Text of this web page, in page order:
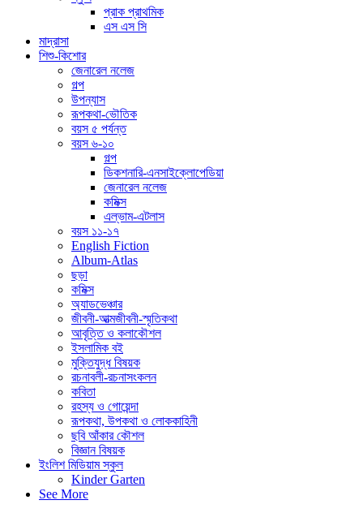
প্রাক প্রাথমিক
এস এস সি
মাদ্রাসা
শিশু-কিশোর
জেনারেল নলেজ
গল্প
উপন্যাস
রূপকথা-ভৌতিক
বয়স ৫ পর্যন্ত
বয়স ৬-১০
গল্প
ডিকশনারি-এনসাইক্লোপেডিয়া
জেনারেল নলেজ
কমিক্স
এল্ভাম-এটলাস
বয়স ১১-১৭
English Fiction
Album-Atlas
ছড়া
কমিক্স
অ্যাডভেঞ্চার
জীবনী-আত্মজীবনী-স্মৃতিকথা
আবৃত্তি ও কলাকৌশল
ইসলামিক বই
মুক্তিযুদ্ধ বিষয়ক
রচনাবলী-রচনাসংকলন
কবিতা
রহস্য ও গোয়েন্দা
রূপকথা, উপকথা ও লোককাহিনী
ছবি আঁকার কৌশল
বিজ্ঞান বিষয়ক
ইংলিশ মিডিয়াম স্কুল
Kinder Garten
See More